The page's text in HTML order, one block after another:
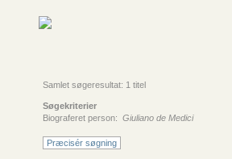
Samlet søgeresultat: 1 titel
Søgekriterier
Biograferet person: Giuliano de Medici
Præcisér søgning